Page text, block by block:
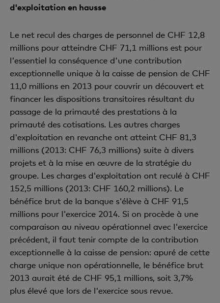
d'exploitation en hausse
Le net recul des charges de personnel de CHF 12,8
millions pour atteindre CHF 71,1 millions est pour
l'essentiel la conséquence d'une contribution
exceptionnelle unique à la caisse de pension de CHF
11,0 millions en 2013 pour couvrir un découvert et
financer les dispositions transitoires résultant du
passage de la primauté des prestations à la
primauté des cotisations. Les autres charges
d'exploitation en revanche ont atteint CHF 81,3
millions (2013: CHF 76,3 millions) suite à divers
projets et à la mise en œuvre de la stratégie du
groupe. Les charges d'exploitation ont reculé à CHF
152,5 millions (2013: CHF 160,2 millions). Le
bénéfice brut de la banque s'élève à CHF 91,5
millions pour l'exercice 2014. Si on procède à une
comparaison au niveau opérationnel avec l'exercice
précédent, il faut tenir compte de la contribution
exceptionnelle à la caisse de pension: apuré de cette
charge unique non opérationnelle, le bénéfice brut
2013 aurait été de CHF 95,1 millions, soit 3,7%
plus élevé que lors de l'exercice sous revue.